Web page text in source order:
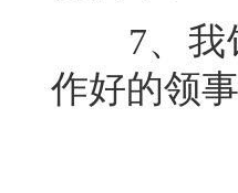
7、我馆
作好的领